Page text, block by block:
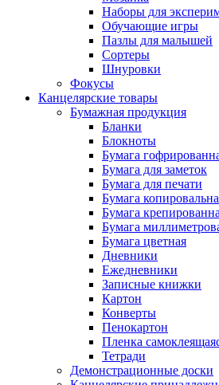
Наборы для
Обучающие игры
Пазлы для малышей
Сортеры
Шнуровки
Фокусы
Канцелярские товары
Бумажная продукция
Бланки
Блокноты
Бумага
Бумага для заметок
Бумага для печати
Бумага
Бумага
Бумага
Бумага цветная
Дневники
Ежедневники
Записные книжки
Картон
Конверты
Пенокартон
Пленка
Тетради
Демонстрационные доски